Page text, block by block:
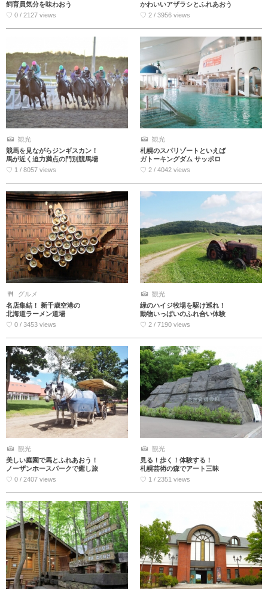
飼育員気分を味わおう
♡ 0 / 2127 views
かわいいアザラシとふれあおう
♡ 2 / 3956 views
観光
競馬を見ながらジンギスカン！
馬が近く迫力満点の門別競馬場
♡ 1 / 8057 views
観光
札幌のスパリゾートといえば
ガトーキングダム サッポロ
♡ 2 / 4042 views
グルメ
名店集結！ 新千歳空港の
北海道ラーメン道場
♡ 0 / 3453 views
観光
緑のハイジ牧場を駆け巡れ！
動物いっぱいのふれ合い体験
♡ 2 / 7190 views
観光
美しい庭園で馬とふれあおう！
ノーザンホースパークで癒し旅
♡ 0 / 2407 views
観光
見る！歩く！体験する！
札幌芸術の森でアート三昧
♡ 1 / 2351 views